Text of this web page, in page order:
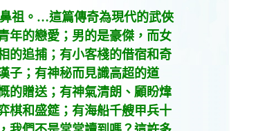
祖。…這篇傳奇為現代的武俠
年的戀愛；男的是豪傑，而女
的追捕；有小客棧的借宿和奇
子；有神秘而見識高超的道
的贈送；有神氣清朗、顧盼煒
棋和盛筵；有海船千艘甲兵十